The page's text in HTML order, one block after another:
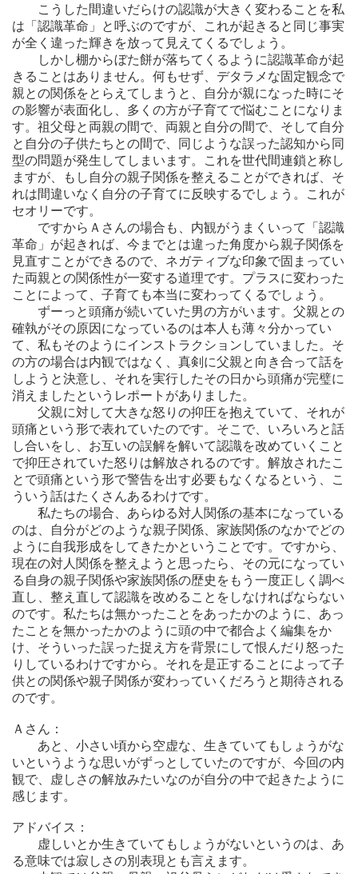
こうした間違いだらけの認識が大きく変わることを私
は「認識革命」と呼ぶのですが、これが起きると同じ事実
が全く違った輝きを放って見えてくるでしょう。
しかし棚からぼた餅が落ちてくるように認識革命が起
きることはありません。何もせず、デタラメな固定観念で
親との関係をとらえてしまうと、自分が親になった時にそ
の影響が表面化し、多くの方が子育てで悩むことになりま
す。祖父母と両親の間で、両親と自分の間で、そして自分
と自分の子供たちとの間で、同じような誤った認知から同
型の問題が発生してしまいます。これを世代間連鎖と称し
ますが、もし自分の親子関係を整えることができれば、そ
れは間違いなく自分の子育てに反映するでしょう。これが
セオリーです。
ですからＡさんの場合も、内観がうまくいって「認識
革命」が起きれば、今までとは違った角度から親子関係を
見直すことができるので、ネガティブな印象で固まってい
た両親との関係性が一変する道理です。プラスに変わった
ことによって、子育ても本当に変わってくるでしょう。
ずーっと頭痛が続いていた男の方がいます。父親との
確執がその原因になっているのは本人も薄々分かってい
て、私もそのようにインストラクションしていました。そ
の方の場合は内観ではなく、真剣に父親と向き合って話を
しようと決意し、それを実行したその日から頭痛が完璧に
消えましたというレポートがありました。
父親に対して大きな怒りの抑圧を抱えていて、それが
頭痛という形で表れていたのです。そこで、いろいろと話
し合いをし、お互いの誤解を解いて認識を改めていくこと
で抑圧されていた怒りは解放されるのです。解放されたこ
とで頭痛という形で警告を出す必要もなくなるという、こ
ういう話はたくさんあるわけです。
私たちの場合、あらゆる対人関係の基本になっている
のは、自分がどのような親子関係、家族関係のなかでどの
ように自我形成をしてきたかということです。ですから、
現在の対人関係を整えようと思ったら、その元になってい
る自身の親子関係や家族関係の歴史をもう一度正しく調べ
直し、整え直して認識を改めることをしなければならない
のです。私たちは無かったことをあったかのように、あっ
たことを無かったかのように頭の中で都合よく編集をか
け、そういった誤った捉え方を背景にして恨んだり怒った
りしているわけですから。それを是正することによって子
供との関係や親子関係が変わっていくだろうと期待される
のです。
Ａさん：
あと、小さい頃から空虚な、生きていてもしょうがな
いというような思いがずっとしていたのですが、今回の内
観で、虚しさの解放みたいなのが自分の中で起きたように
感じます。
アドバイス：
虚しいとか生きていてもしょうがないというのは、あ
る意味では寂しさの別表現とも言えます。